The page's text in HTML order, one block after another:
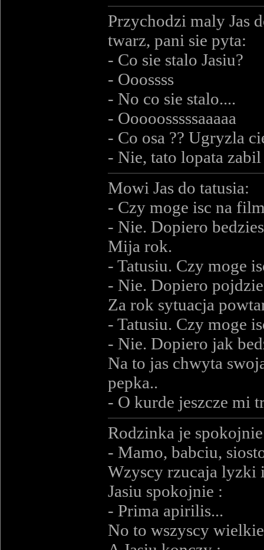
Przychodzi maly Jas
twarz, pani sie pyta:
- Co sie stalo Jasiu?
- Ooossss
- No co sie stalo....
- Ooooosssssaaaaa
- Co osa ?? Ugryzla
- Nie, tato lopata
Mowi Jas do tatusia:
- Czy moge isc na
- Nie. Dopiero
Mija rok.
- Tatusiu. Czy moge
- Nie. Dopiero
Za rok sytuacja
- Tatusiu. Czy moge
- Nie. Dopiero jak
Na to jas chwyta
pepka..
- O kurde jeszcze mi
Rodzinka je
- Mamo, babciu,
Wzyscy rzucaja lyzki
Jasiu spokojnie :
- Prima apirilis...
No to wszyscy